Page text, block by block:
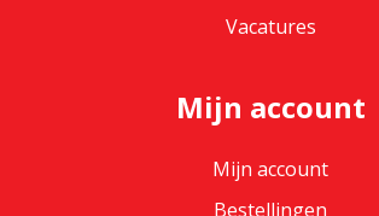
Vacatures
Mijn account
Mijn account
Bestellingen